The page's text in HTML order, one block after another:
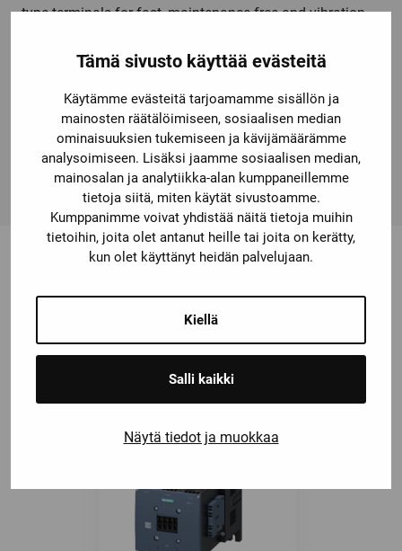
Tämä sivusto käyttää evästeitä
Käytämme evästeitä tarjoamamme sisällön ja
mainosten räätälöimiseen, sosiaalisen median
ominaisuuksien tukemiseen ja kävijämäärämme
analysoimiseen. Lisäksi jaamme sosiaalisen median,
mainosalan ja analytiikka-alan kumppaneillemme
tietoja siitä, miten käytät sivustoamme.
Kumppanimme voivat yhdistää näitä tietoja muihin
tietoihin, joita olet antanut heille tai joita on kerätty,
kun olet käyttänyt heidän palvelujaan.
Kiellä
Salli kaikki
Näytä tiedot ja muokkaa
type terminals for fast, maintenance-free and vibration-
accessories, such as auxiliaryswitches, auxiliary releases
modules, function modules and the SIRIUS 3RV29 infeed
system considerably reduce the wiring expense. Simple,
efficient and always up to date – SIRIUS modular
system.
Saatat olla kiinnostunut myös
näistä